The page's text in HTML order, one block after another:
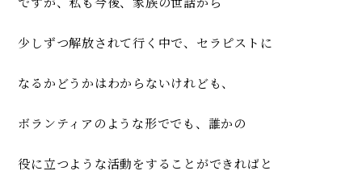
少しずつ解放されて行く中で、 セラピストに
なるかどうかはわからないけれども、
ボランティアのような形ででも、 誰かの
役に立つような活動をすることができればと